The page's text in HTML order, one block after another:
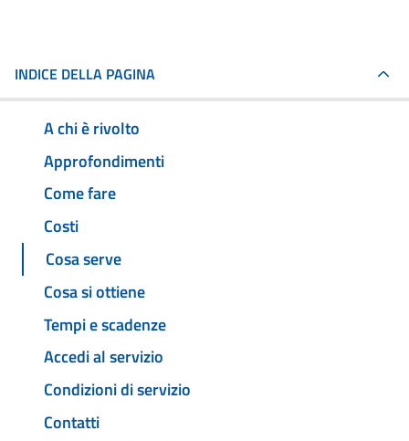
INDICE DELLA PAGINA
A chi è rivolto
Approfondimenti
Come fare
Costi
Cosa serve
Cosa si ottiene
Tempi e scadenze
Accedi al servizio
Condizioni di servizio
Contatti